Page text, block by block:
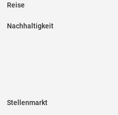
Reise
Nachhaltigkeit
Stellenmarkt